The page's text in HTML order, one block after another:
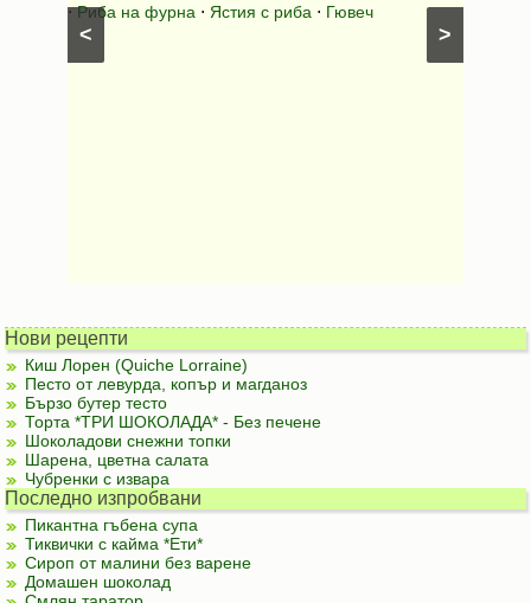
>
<
⋅Риба на фурна ⋅ Ястия с риба ⋅ Гювеч
Нови рецепти
Киш Лорен (Quiche Lorraine)
Песто от левурда, копър и магданоз
Бързо бутер тесто
Торта *ТРИ ШОКОЛАДА* - Без печене
Шоколадови снежни топки
Шарена, цветна салата
Чубренки с извара
Последно изпробвани
Пикантна гъбена супа
Тиквички с кайма *Ети*
Сироп от малини без варене
Домашен шоколад